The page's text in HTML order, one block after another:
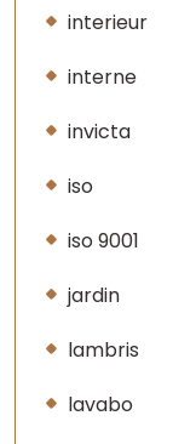
interieur
interne
invicta
iso
iso 9001
jardin
lambris
lavabo